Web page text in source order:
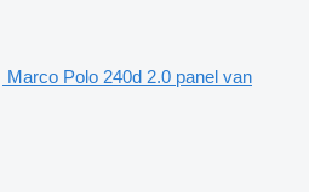
Marco Polo 240d 2.0 panel van